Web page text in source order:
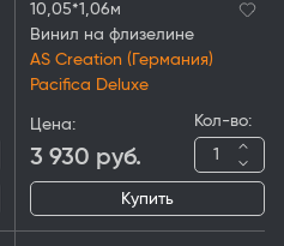
10,05*1,06м
Винил на флизелине
AS Creation (Германия)
Pacifica Deluxe
Цена:
3 930 руб.
Кол-во:
Купить